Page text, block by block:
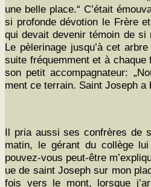
une belle place.“ C’était
si pro­fonde dévo­tion le Frère
qui devait devenir témoin de si
Le pèleri­nage jusqu’à cet
suite fréquem­ment et à
son petit accom­pa­g­na­teur:
ment ce ter­rain. Saint Joseph a
Il pria aus­si ses con­frères de
matin, le gérant du col­lège lui
pou­vez-vous peut-être
ue de saint Joseph sur mon
fois vers le mont, lorsque